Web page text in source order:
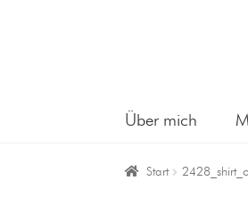
Über mich
Start